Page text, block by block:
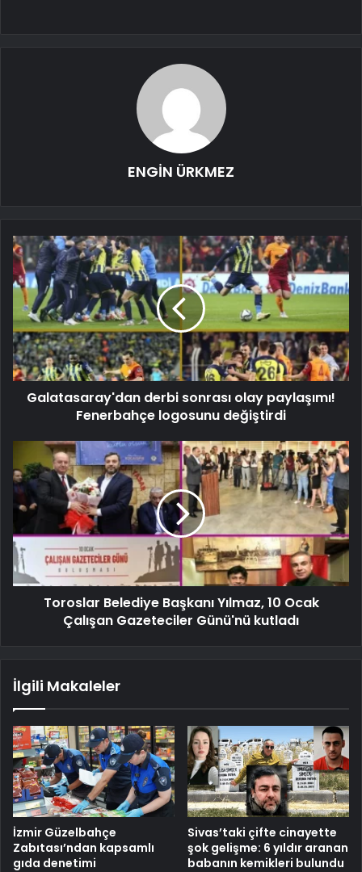
ENGİN ÜRKMEZ
Galatasaray'dan derbi sonrası olay paylaşımı!
Fenerbahçe logosunu değiştirdi
Toroslar Belediye Başkanı Yılmaz, 10 Ocak
Çalışan Gazeteciler Günü'nü kutladı
İlgili Makaleler
İzmir Güzelbahçe
Zabıtası’ndan kapsamlı
gıda denetimi
Sivas’taki çifte cinayette
şok gelişme: 6 yıldır aranan
babanın kemikleri bulundu